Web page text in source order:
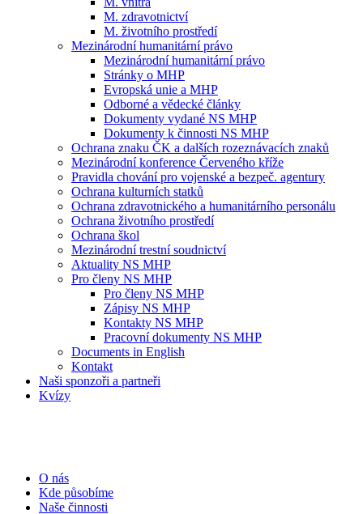
M. zdravotnictví
M. životního prostředí
Mezinárodní humanitární právo
Mezinárodní humanitární právo
Stránky o MHP
Evropská unie a MHP
Odborné a vědecké články
Dokumenty vydané NS MHP
Dokumenty k činnosti NS MHP
Ochrana znaku ČK a dalších rozeznávacích znaků
Mezinárodní konference Červeného kříže
Pravidla chování pro vojenské a bezpeč. agentury
Ochrana kulturních statků
Ochrana zdravotnického a humanitárního personálu
Ochrana životního prostředí
Ochrana škol
Mezinárodní trestní soudnictví
Aktuality NS MHP
Pro členy NS MHP
Pro členy NS MHP
Zápisy NS MHP
Kontakty NS MHP
Pracovní dokumenty NS MHP
Documents in English
Kontakt
Naši sponzoři a partneři
Kvízy
O nás
Kde působíme
Naše činnosti